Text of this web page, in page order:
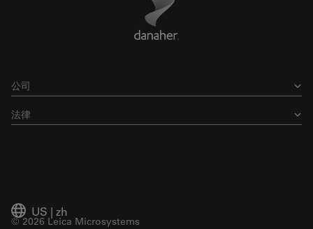
公司
法律
US | zh
© 2026 Leica Microsystems